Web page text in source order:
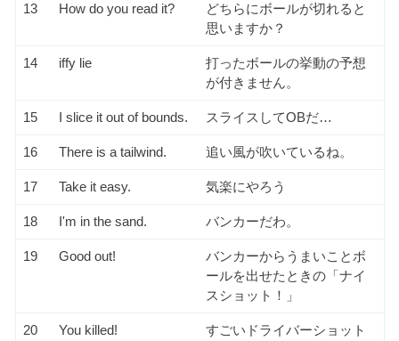
13 How do you read it?
どちらにボールが切れると
思いますか？
14 iffy lie
打ったボールの挙動の予想
が付きません。
15 I slice it out of bounds. スライスしてOBだ…
16 There is a tailwind. 追い風が吹いているね。
17 Take it easy. 気楽にやろう
18 I'm in the sand. バンカーだわ。
19 Good out!
バンカーからうまいことボ
ールを出せたときの「ナイ
スショット！」
20 You killed!
すごいドライバーショット